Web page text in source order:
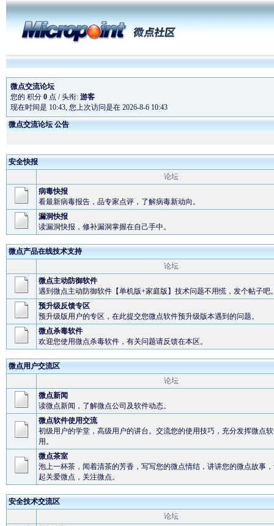
微点交流论坛
您的 积分 0 点 / 头衔: 游客
现在时间是 10:43, 您上次访问是在 2026-8-6 10:43
微点交流论坛 公告
微点软件为奥运会
安全快报
论坛
病毒快报
看最新病毒报告，品专家点评，了解病毒新动向。
漏洞快报
读漏洞快报，修补漏洞掌握在自己手中。
微点产品在线技术支持
论坛
微点主动防御软件
遇到微点主动防御软件【单机版+家庭版】技术问题不用慌，发个帖子吧
预升级反馈专区
预升级版用户的专区，在此提交您微点软件预升级版本遇到的问题。
微点杀毒软件
欢迎您使用微点杀毒软件，有关问题请反馈在本区。
微点用户交流区
论坛
微点新闻
读微点新闻，了解微点公司及软件动态。
微点软件使用交流
初级用户的学堂，高级用户的讲台。交流您的使用技巧，充分发挥微点
用。
微点茶室
泡上一杯茶，闻着清茶的芳香，写写您的微点情结，讲讲您的微点故事
起关爱微点，关注微点。
安全技术交流区
论坛